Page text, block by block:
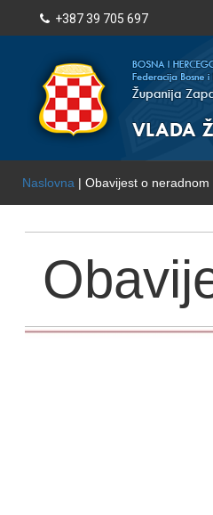
+387 39 705 697
Naslovna | Obavijest o neradnom